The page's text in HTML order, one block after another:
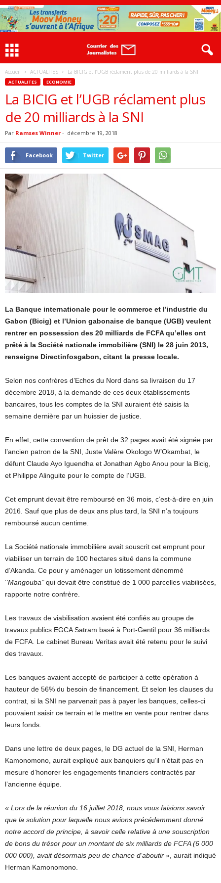
Accueil ACTUALITES La BICIG et l’UGB réclament plus de 20 milliards à la SNI
ACTUALITES ECONOMIE
La BICIG et l’UGB réclament plus
de 20 milliards à la SNI
Par Ramses Winner - décembre 19, 2018
Facebook Twitter
La Banque internationale pour le commerce et l’industrie du
Gabon (Bicig) et l’Union gabonaise de banque (UGB) veulent
rentrer en possession des 20 milliards de FCFA qu’elles ont
prêté à la Société nationale immobilière (SNI) le 28 juin 2013,
renseigne Directinfosgabon, citant la presse locale.
Selon nos confrères d’Echos du Nord dans sa livraison du 17
décembre 2018, à la demande de ces deux établissements
bancaires, tous les comptes de la SNI auraient été saisis la
semaine dernière par un huissier de justice.
En effet, cette convention de prêt de 32 pages avait été signée par
l’ancien patron de la SNI, Juste Valère Okologo W’Okambat, le
défunt Claude Ayo Iguendha et Jonathan Agbo Anou pour la Bicig,
et Philippe Alinguite pour le compte de l’UGB.
Cet emprunt devait être remboursé en 36 mois, c’est-à-dire en juin
2016. Sauf que plus de deux ans plus tard, la SNI n’a toujours
remboursé aucun centime.
La Société nationale immobilière avait souscrit cet emprunt pour
viabiliser un terrain de 100 hectares situé dans la commune
d’Akanda. Ce pour y aménager un lotissement dénommé
‘’Mangouba’’ qui devait être constitué de 1 000 parcelles viabilisées,
rapporte notre confrère.
Les travaux de viabilisation avaient été confiés au groupe de
travaux publics EGCA Satram basé à Port-Gentil pour 36 milliards
de FCFA. Le cabinet Bureau Veritas avait été retenu pour le suivi
des travaux.
Les banques avaient accepté de participer à cette opération à
hauteur de 56% du besoin de financement. Et selon les clauses du
contrat, si la SNI ne parvenait pas à payer les banques, celles-ci
pouvaient saisir ce terrain et le mettre en vente pour rentrer dans
leurs fonds.
Dans une lettre de deux pages, le DG actuel de la SNI, Herman
Kamonomono, aurait expliqué aux banquiers qu’il n’était pas en
mesure d’honorer les engagements financiers contractés par
l’ancienne équipe.
« Lors de la réunion du 16 juillet 2018, nous vous faisions savoir
que la solution pour laquelle nous avions précédemment donné
notre accord de principe, à savoir celle relative à une souscription
de bons du trésor pour un montant de six milliards de FCFA (6 000
000 000), avait désormais peu de chance d’aboutir », aurait indiqué
Herman Kamonomono.